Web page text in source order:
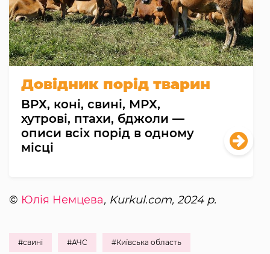
Довідник порід тварин
ВРХ, коні, свині, МРХ,
хутрові, птахи, бджоли —
описи всіх порід в одному
місці
© Юлія Немцева, Kurkul.com, 2024 р.
#свині #АЧС #Київська область